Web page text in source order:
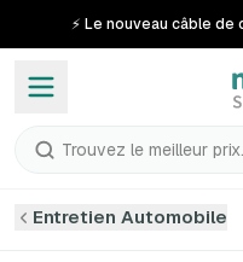
⚡ Le nouveau câble de
Trouvez le meilleur
Entretien Automobile